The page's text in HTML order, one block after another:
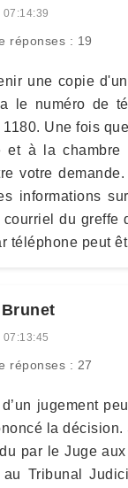
réponses : 19
une copie
le numéro de
1180. Une fois
et à la chambre
votre
informations
courriel du greffe
téléphone peut
réponses : 27
jugement
la
par le Juge
au Tribunal